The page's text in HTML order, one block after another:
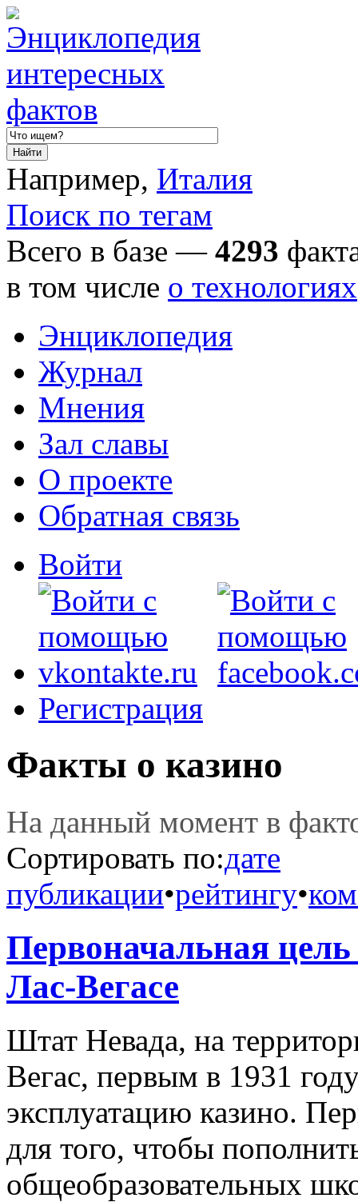
Например, Италия
Поиск по тегам
Всего в базе — 4293
в том числе о технологиях
Энциклопедия
Журнал
Мнения
Зал славы
О проекте
Обратная связь
Войти
Регистрация
Факты о казино
На данный момент в
Сортировать по:дате
публикации•рейтингу•
Первоначальная
Лас-Вегасе
Штат Невада, на
Вегас, первым в 1931
эксплуатацию казино.
для того, чтобы
общеобразовательных